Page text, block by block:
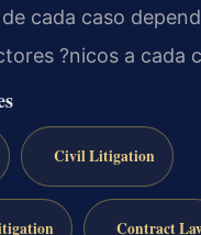
cada caso
?nicos a cada
Civil Litigation
Contract